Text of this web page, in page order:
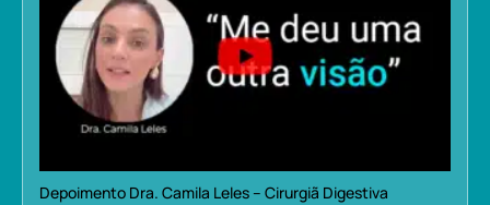
Depoimento Dra. Camila Leles – Cirurgiã Digestiva